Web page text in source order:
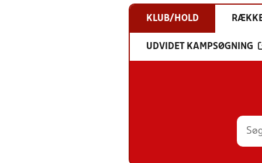
KLUB/HOLD
UDVIDET KAMPSØGNING